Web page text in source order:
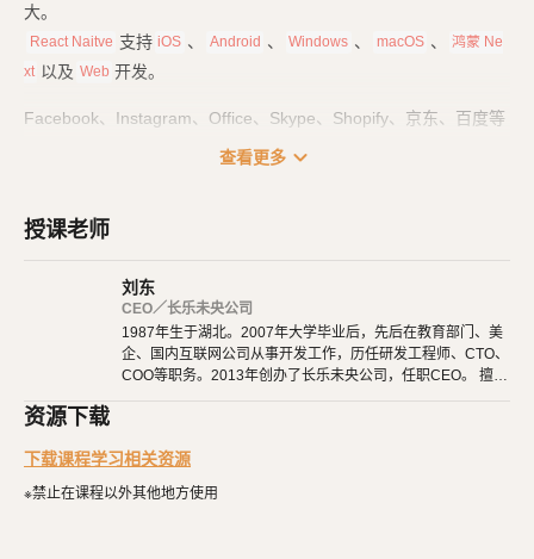
大。
React Naitve 支持 iOS 、 Android 、 Windows 、 macOS 、
鸿蒙 Ne
xt 以及 Web 开发。
Facebook、Instagram、Office、Skype、Shopify、京东、百度等
大量知名应用，也都使用了 React Native
基础篇：里面是
：项目都是由多个页面组成的，它们之间互相跳转、参数传
递、路由和 TabBar 的配置，都在这里学习。
：打好基础后，就要开始项目实战了。我们从零开始，一点
发布篇：最后，在开发完成后，终于可以发布到应用商店了，让大
家都羡慕你的成就。
查看更多 expand_more
授课老师
刘东
CEO／长乐未央公司
1987年生于湖北。2007年大学毕业后，先后在教育部门、美
企、国内互联网公司从事开发工作，历任研发工程师、CTO、
COO等职务。2013年创办了长乐未央公司，任职CEO。 擅长
发iOS、Android原生App。 对编程、AI和机器人都有深厚的
兴趣，觉得做开发非常快乐，能创造梦想中的产品是一件非常
有幸福感的事情。喜爱阅读，尤其是历史相关的书籍。喜欢音
资源下载
下载课程学习相关资源
※禁止在课程以外其他地方使用